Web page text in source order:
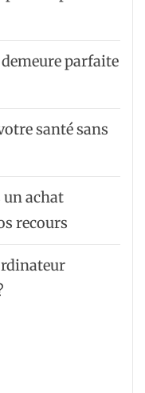
parfaite
santé sans
un achat
recours